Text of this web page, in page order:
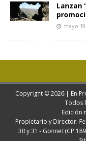
Lanzan
mayo
Copyright © 2026 | En
Todos
Edición
Propietario y Director:
30 y 31 - Gonnet (CP